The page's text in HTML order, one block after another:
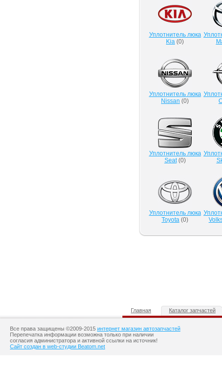
Уплотнитель люка
Kia (0)
Уплотнитель люка
Nissan (0)
Уплотнитель люка
Seat(0)
Уплотнитель люка
Toyota (0)
Главная Каталог запчастей
Все права защищены ©2009-2015 интернет магазин автозапчастей
Перепечатка информации возможна только при наличии
согласия администратора и активной ссылки на источник!
Сайт создан в web-студии Beatom.net